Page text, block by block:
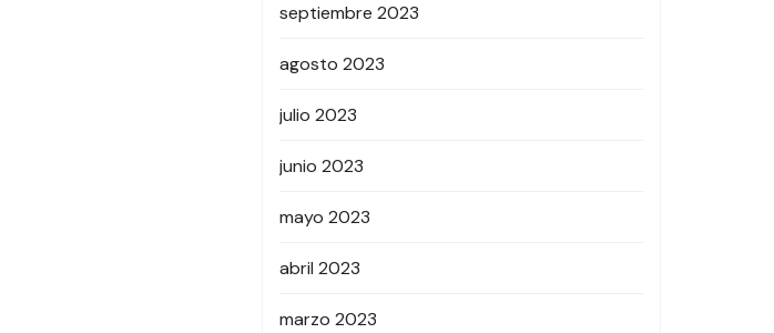
septiembre 2023
agosto 2023
julio 2023
junio 2023
mayo 2023
abril 2023
marzo 2023